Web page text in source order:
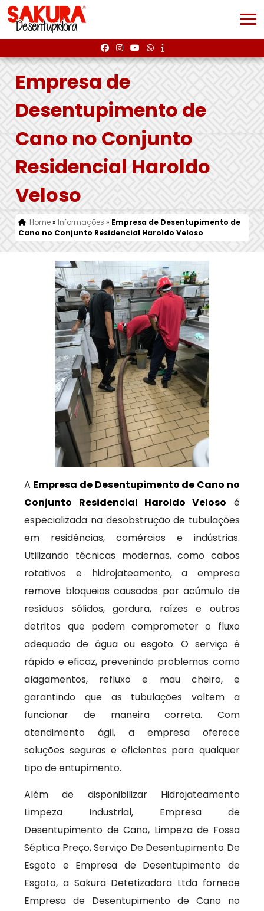
Empresa de
Desentupimento de
Cano no Conjunto
Residencial Haroldo
Veloso
Home» Informações » Empresa de Desentupimento de
Cano no Conjunto Residencial Haroldo Veloso
A Empresa de Desentupimento de Cano no
Conjunto Residencial Haroldo Veloso é
especializada na desobstrução de tubulações
em residências, comércios e indústrias.
Utilizando técnicas modernas, como cabos
rotativos e hidrojateamento, a empresa
remove bloqueios causados por acúmulo de
resíduos sólidos, gordura, raízes e outros
detritos que podem comprometer o fluxo
adequado de água ou esgoto. O serviço é
rápido e eficaz, prevenindo problemas como
alagamentos, refluxo e mau cheiro, e
garantindo que as tubulações voltem a
funcionar de maneira correta. Com
atendimento ágil, a empresa oferece
soluções seguras e eficientes para qualquer
tipo de entupimento.
Além de disponibilizar Hidrojateamento
Limpeza Industrial, Empresa de
Desentupimento de Cano, Limpeza de Fossa
Séptica Preço, Serviço De Desentupimento De
Esgoto e Empresa de Desentupimento de
Esgoto, a Sakura Detetizadora Ltda fornece
Empresa de Desentupimento de Cano no